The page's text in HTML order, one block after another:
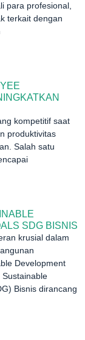
para profesional,
terkait dengan
kompetitif saat
produktivitas
Salah satu
SDG BISNIS
krusial dalam
Development
Sustainable
Bisnis dirancang